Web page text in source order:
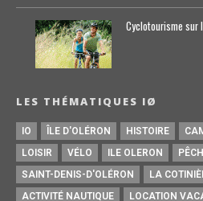
Cyclotourisme sur
LES THÉMATIQUES IØ
IO ÎLE D'OLÉRON HISTOIRE
LOISIR
VÉLO ILE OLERON
SAINT-DENIS-D'OLÉRON
LA
ACTIVITÉ NAUTIQUE
LOCATION